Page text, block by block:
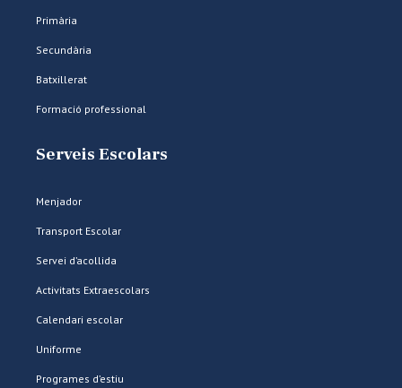
Primària
Secundària
Batxillerat
Formació professional
Serveis Escolars
Menjador
Transport Escolar
Servei d’acollida
Activitats Extraescolars
Calendari escolar
Uniforme
Programes d’estiu